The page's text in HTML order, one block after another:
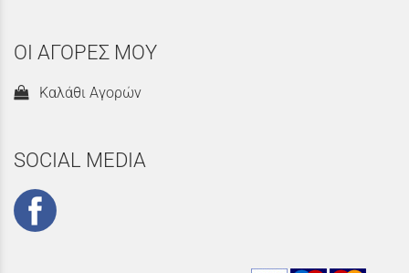
ΟΙ ΑΓΟΡΕΣ ΜΟΥ
Καλάθι Αγορών
SOCIAL MEDIA